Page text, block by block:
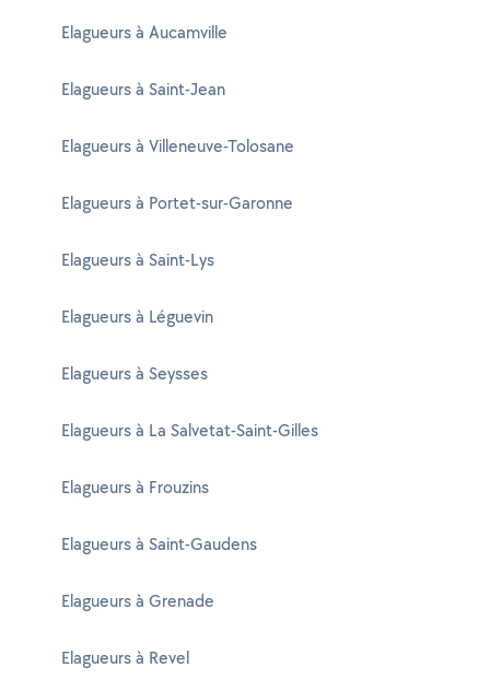
Elagueurs à Aucamville
Elagueurs à Saint-Jean
Elagueurs à Villeneuve-Tolosane
Elagueurs à Portet-sur-Garonne
Elagueurs à Saint-Lys
Elagueurs à Léguevin
Elagueurs à Seysses
Elagueurs à La Salvetat-Saint-Gilles
Elagueurs à Frouzins
Elagueurs à Saint-Gaudens
Elagueurs à Grenade
Elagueurs à Revel